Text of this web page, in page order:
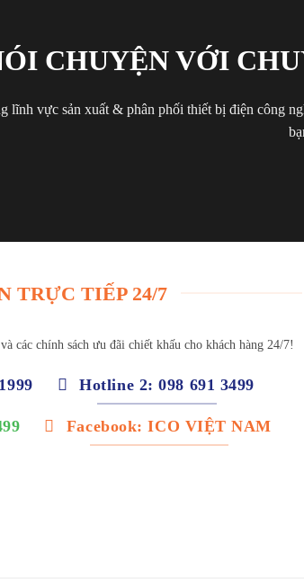
CHUYỆN VỚI
lĩnh vực sản xuất & phân phối thiết bị điện công
TRỰC TIẾP 24/7
các chính sách ưu đãi chiết khấu cho khách hàng 24/7!
Hotline 2: 098 691 3499
Facebook: ICO VIỆT NAM